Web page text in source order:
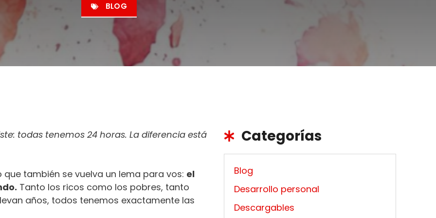
BLOG
todas tenemos 24 horas. La diferencia está
también se vuelva un lema para vos: el
Tanto los ricos como los pobres, tanto
años, todos tenemos exactamente las
Categorías
Blog
Desarrollo personal
Descargables